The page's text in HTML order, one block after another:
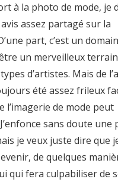
à la photo de mode, je
avis assez partagé sur la
part, c’est un
un merveilleux
d’artistes. Mais de
été assez frileux
l’imagerie de mode peut
sans doute une
je veux juste dire que
de quelques
qui fera culpabiliser de